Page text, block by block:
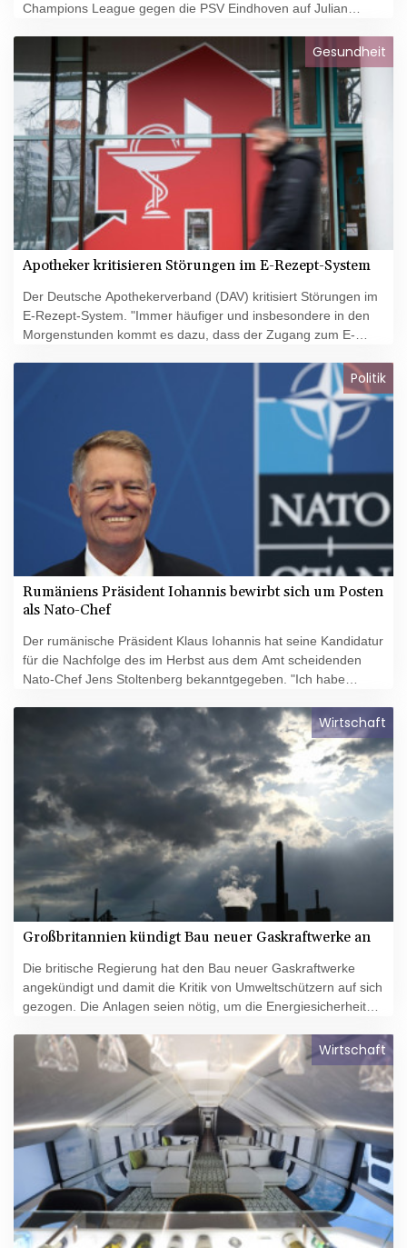
Champions League gegen die PSV Eindhoven auf Julian
verpasste die Einheit am Dienstagnachmittag aufgrund einer
Hautentzündung. Das teilte der BVB mit. Die Dortmunder
hoffen aber, dass der Norweger bei der Partie am Mittwoch
(21.00 Uhr/DAZN) einsatzbereit ist.
Gesundheit
Apotheker kritisieren Störungen im E-Rezept-System
Der Deutsche Apothekerverband (DAV) kritisiert Störungen im
E-Rezept-System. "Immer häufiger und insbesondere in den
Morgenstunden kommt es dazu, dass der Zugang zum E-
Hans-Peter Hubmann am Dienstag. Patientinnen und
Patienten, die dringend Medikamente benötigen, müssten
dann vertröstet werden. Hubmann sprach von einem
"inakzeptablen Zustand, der sofort gelöst werden muss".
Politik
Rumäniens Präsident Iohannis bewirbt sich um Posten
als Nato-Chef
Der rumänische Präsident Klaus Iohannis hat seine Kandidatur
für die Nachfolge des im Herbst aus dem Amt scheidenden
Nato-Chef Jens Stoltenberg bekanntgegeben. "Ich habe
zu bewerben", sagte Iohannis am Dienstag vor Journalisten.
Für Rumänien, das seit 2004 Nato-Mitglied ist, sei es an der
Zeit, "angesichts der aktuellen Sicherheitslage eine noch
größere Verantwortung zu übernehmen", sagte der 64-
Jährige.
Wirtschaft
Großbritannien kündigt Bau neuer Gaskraftwerke an
Die britische Regierung hat den Bau neuer Gaskraftwerke
angekündigt und damit die Kritik von Umweltschützern auf sich
gezogen. Die Anlagen seien nötig, um die Energiesicherheit
konservative Regierung von Premierminister Rishi Sunak am
Dienstag in London mit. Großbritannien will bis 2050 CO2-
neutral sein. Diese Ziele sehen Kritiker durch diese
Ankündigung gefährdet.
Wirtschaft